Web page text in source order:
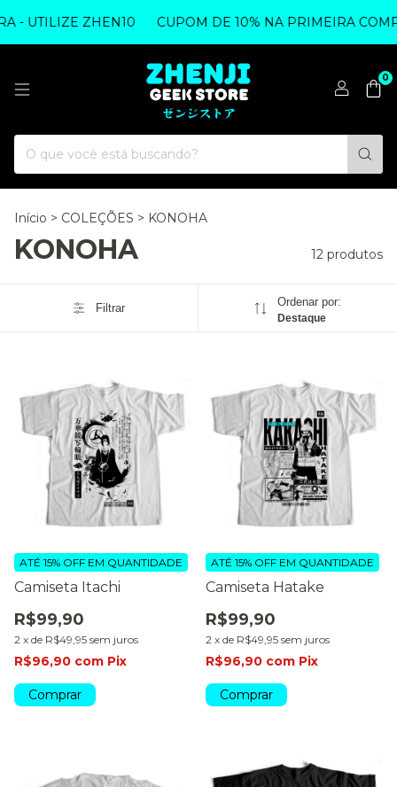
UTILIZE ZHEN10 CUPOM DE 10% NA PRIMEIRA
0
Início > COLEÇÕES > KONOHA
KONOHA 12 produtos
Filtrar Ordenar por:
Destaque
Camiseta Itachi
R$99,90
2 x de R$49,95 sem juros
ATÉ 15% OFF EM QUANTIDADE
R$96,90 com Pix
Comprar
Camiseta Hatake
R$99,90
2 x de R$49,95 sem juros
ATÉ 15% OFF EM QUANTIDADE
R$96,90 com Pix
Comprar